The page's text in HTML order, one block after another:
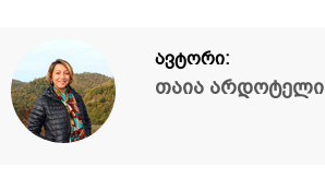
ავტორი:
თაია არდოტელი